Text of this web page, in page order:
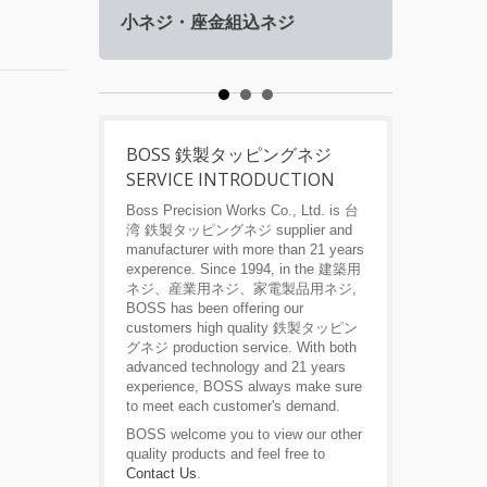
小ネジ・座金組込ネジ
BOSS 鉄製タッピングネジ
SERVICE INTRODUCTION
Boss Precision Works Co., Ltd. is 台
湾 鉄製タッピングネジ supplier and
manufacturer with more than 21 years
experence. Since 1994, in the 建築用
ネジ、産業用ネジ、家電製品用ネジ,
BOSS has been offering our
customers high quality 鉄製タッピン
グネジ production service. With both
advanced technology and 21 years
experience, BOSS always make sure
to meet each customer's demand.
BOSS welcome you to view our other
quality products and feel free to
Contact Us.